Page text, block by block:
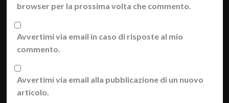
browser per la prossima volta che commento.
Avvertimi via email in caso di risposte al mio
commento.
Avvertimi via email alla pubblicazione di un nuovo
articolo.